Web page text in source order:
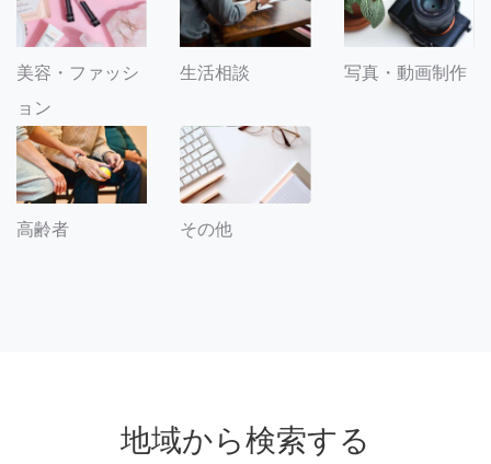
美容・ファッシ
ョン
生活相談 写真・動画制作
高齢者 その他
地域から検索する